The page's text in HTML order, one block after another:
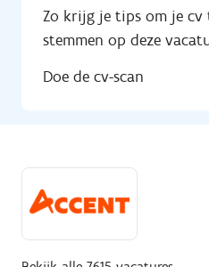
Zo krijg je tips om je cv
stemmen op deze
Doe de cv-scan